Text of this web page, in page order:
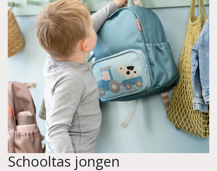
Schooltas jongen